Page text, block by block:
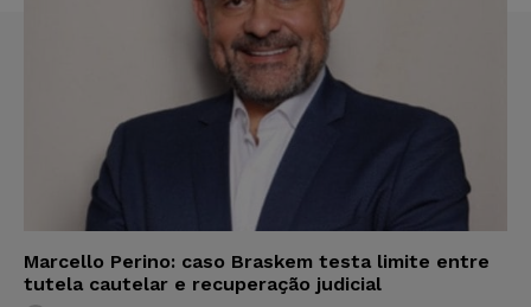
Marcello Perino: caso Braskem testa limite entre
tutela cautelar e recuperação judicial